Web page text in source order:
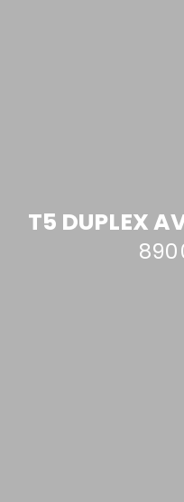
T5 DUPLEX
890